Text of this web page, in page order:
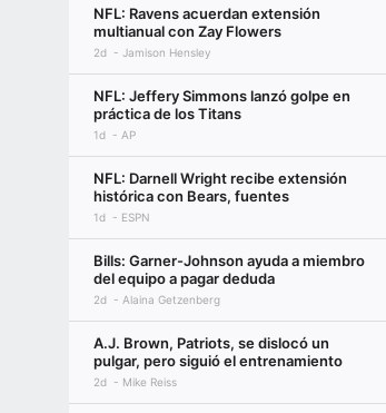
NFL: Ravens acuerdan extensión
multianual con Zay Flowers
2d Jamison Hensley
NFL: Jeffery Simmons lanzó golpe en
práctica de los Titans
1d AP
NFL: Darnell Wright recibe extensión
histórica con Bears, fuentes
1d ESPN
Bills: Garner-Johnson ayuda a miembro
del equipo a pagar deduda
2d Alaina Getzenberg
A.J. Brown, Patriots, se dislocó un
pulgar, pero siguió el entrenamiento
2d Mike Reiss